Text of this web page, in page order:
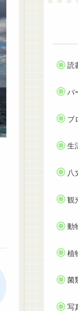
読
バ
ブ
生
八
観
動
植
菌
写